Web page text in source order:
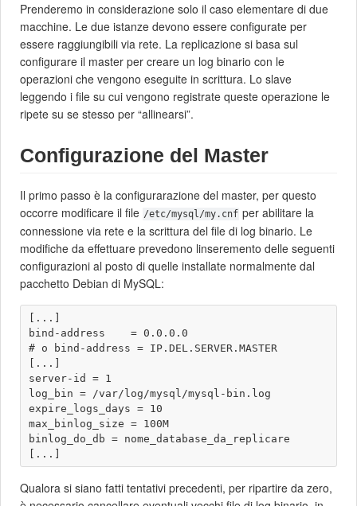
Prenderemo in considerazione solo il caso elementare di due
macchine. Le due istanze devono essere configurate per
essere raggiungibili via rete. La replicazione si basa sul
configurare il master per creare un log binario con le
operazioni che vengono eseguite in scrittura. Lo slave
leggendo i file su cui vengono registrate queste operazione le
ripete su se stesso per “allinearsi”.
Configurazione del Master
Il primo passo è la configurarazione del master, per questo
occorre modificare il file /etc/mysql/my.cnf per abilitare la
connessione via rete e la scrittura del file di log binario. Le
modifiche da effettuare prevedono linseremento delle seguenti
configurazioni al posto di quelle installate normalmente dal
pacchetto Debian di MySQL:
[...]
bind-address    = 0.0.0.0
# o bind-address = IP.DEL.SERVER.MASTER
[...]
server-id = 1
log_bin = /var/log/mysql/mysql-bin.log
expire_logs_days = 10
max_binlog_size = 100M
binlog_do_db = nome_database_da_replicare
Qualora si siano fatti tentativi precedenti, per ripartire da zero,